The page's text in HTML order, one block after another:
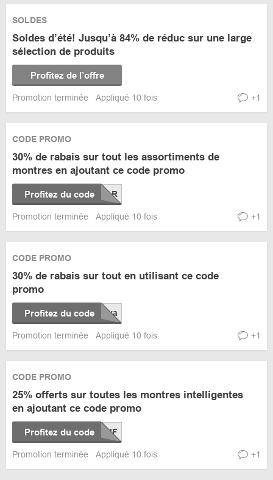
SOLDES
Soldes d’été! Jusqu’à 84% de réduc sur une large
sélection de produits
Profitez de l’offre
Promotion terminée Appliqué 10 fois +1
CODE PROMO
30% de rabais sur tout les assortiments de
montres en ajoutant ce code promo
Profitez du code
Promotion terminée Appliqué 10 fois +1
CODE PROMO
30% de rabais sur tout en utilisant ce code
promo
Profitez du code
Promotion terminée Appliqué 10 fois +1
CODE PROMO
25% offerts sur toutes les montres intelligentes
en ajoutant ce code promo
Profitez du code
Promotion terminée Appliqué 10 fois +1